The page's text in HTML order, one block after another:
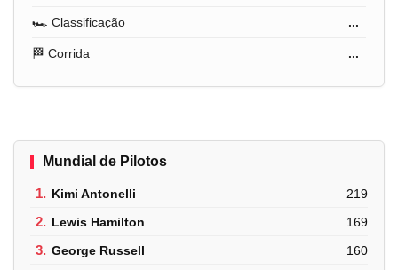
🏎️ Classificação ...
🏁 Corrida ...
Mundial de Pilotos
1. Kimi Antonelli 219
2. Lewis Hamilton 169
3. George Russell 160